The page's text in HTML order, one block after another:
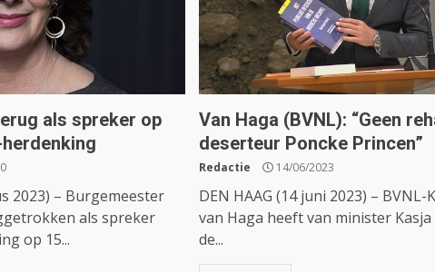
als spreker op
2023) – Burgemeester
als spreker
op 15...
Van Haga (BVNL): “Geen
deserteur Poncke Princen”
Redactie 14/06/2023
DEN HAAG (14 juni 2023) –
van Haga heeft van minister
de...